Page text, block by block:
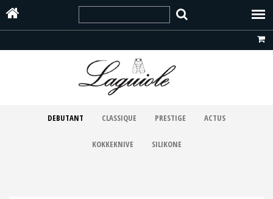
DEBUTANT CLASSIQUE PRESTIGE ACTUS
KOKKEKNIVE SILIKONE